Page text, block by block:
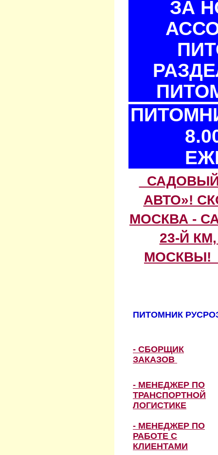
ЗА
АВТО»!
МОСКВА -
23-Й
МОСКВЫ!
ПИТОМНИК
- СБОРЩИК
ЗАКАЗОВ
- МЕНЕДЖЕР ПО
ТРАНСПОРТНОЙ
ЛОГИСТИКЕ
- МЕНЕДЖЕР ПО
РАБОТЕ С
КЛИЕНТАМИ